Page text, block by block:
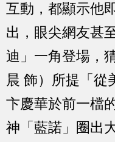
互動，都顯示他
出，眼尖網友甚
迪」一角登場，
晨 飾）所提「從
卞慶華於前一檔
神「藍諾」圈出